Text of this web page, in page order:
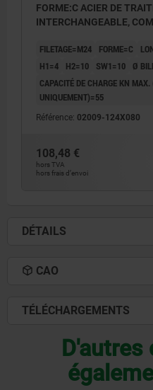
FORME:C ACIER DE
INTERCHANGEABLE,
FILETAGE=M24 FORME=C
H1=4
H2=10 SW1=10
Ø
CAPACITÉ DE CHARGE KN
UNIQUEMENT)=55
Référence: 02009-124X080
108,48 €
hors TVA
hors frais d’envoi
DÉTAILS
CAO
TÉLÉCHARGEMENTS